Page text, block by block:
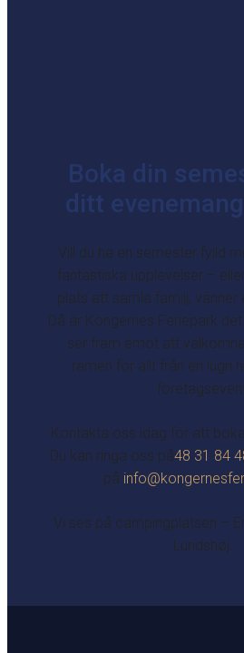
Boka din
ditt
Vill du ha en semester fylld
fantastiska upplevelser –
plats att samla familj, vänner
Då är Kongernes Feriepark
ser fram emot att
ramen för allt från en lugn
Kontakta oss idag för att
Du kan ringa oss på48 31 84
på
Vi ses på campingplatsen –
Lundshøj.